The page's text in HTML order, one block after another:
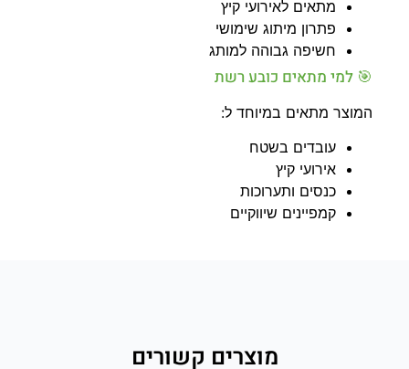
מתאים לאירועי קיץ
פתרון מיתוג שימושי
חשיפה גבוהה למותג
🎯 למי מתאים כובע רשת
המוצר מתאים במיוחד ל:
עובדים בשטח
אירועי קיץ
כנסים ותערוכות
קמפיינים שיווקיים
מוצרים קשורים